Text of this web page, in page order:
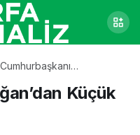
Cumhurbaşkanı
Esnafa Müjde!
Küçük
0